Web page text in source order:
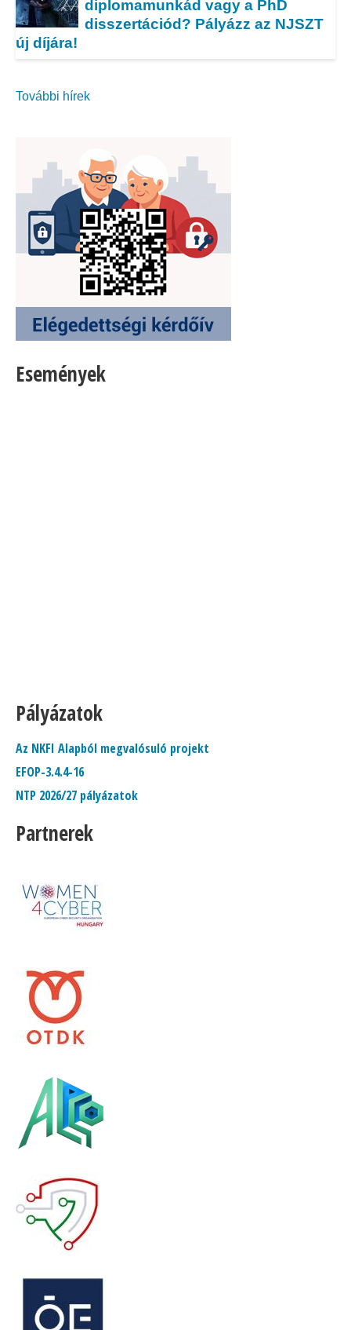
diplomamunkád vagy a PhD
disszertációd? Pályázz az NJSZT
új díjára!
További hírek
Események
Pályázatok
Az NKFI Alapból megvalósuló projekt
EFOP-3.4.4-16
NTP 2026/27 pályázatok
Partnerek